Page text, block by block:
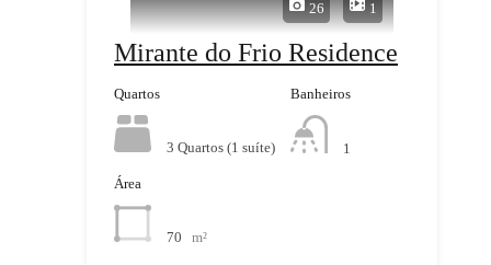
26 1
Mirante do Frio Residence
Quartos
3 Quartos (1 suíte)
Banheiros
1
Área
70 m²